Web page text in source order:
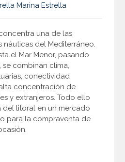
Marina Estrella
una de las
náuticas del Mediterráneo.
el Mar Menor, pasando
combinan clima,
conectividad
concentración de
y extranjeros. Todo ello
del litoral en un mercado
para la compraventa de